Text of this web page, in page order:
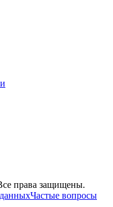
права защищены.
Частые вопросы